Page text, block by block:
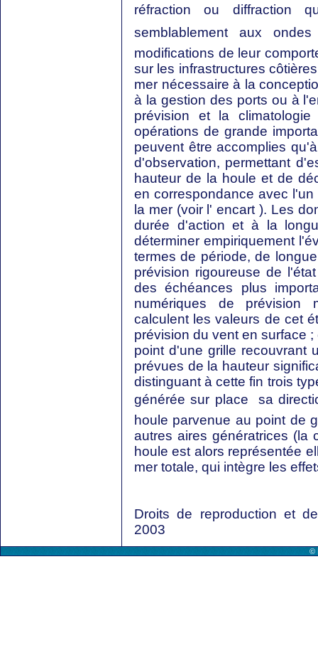
réfraction ou diffraction
semblablement aux
modifications de leur
sur les infrastructures
mer nécessaire à la
à la gestion des ports ou à
prévision et la
opérations de grande
peuvent être accomplies
d'observation, permettant
hauteur de la houle et de
en correspondance avec
la mer (voir l' encart ). Les
durée d'action et à la
déterminer empiriquement
termes de période, de
prévision rigoureuse de
des échéances plus
numériques de prévision
calculent les valeurs de cet
prévision du vent en surface
point d'une grille recouvrant
prévues de la hauteur
distinguant à cette fin trois
générée sur place  sa
houle parvenue au point de
autres aires génératrices (la
houle est alors représentée
mer totale, qui intègre les
Droits de reproduction et
2003
©